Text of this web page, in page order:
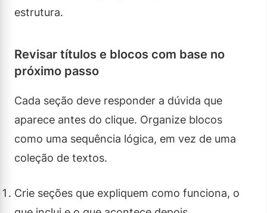
estrutura.
Revisar títulos e blocos com base no
próximo passo
Cada seção deve responder a dúvida que
aparece antes do clique. Organize blocos
como uma sequência lógica, em vez de uma
coleção de textos.
Crie seções que expliquem como funciona, o